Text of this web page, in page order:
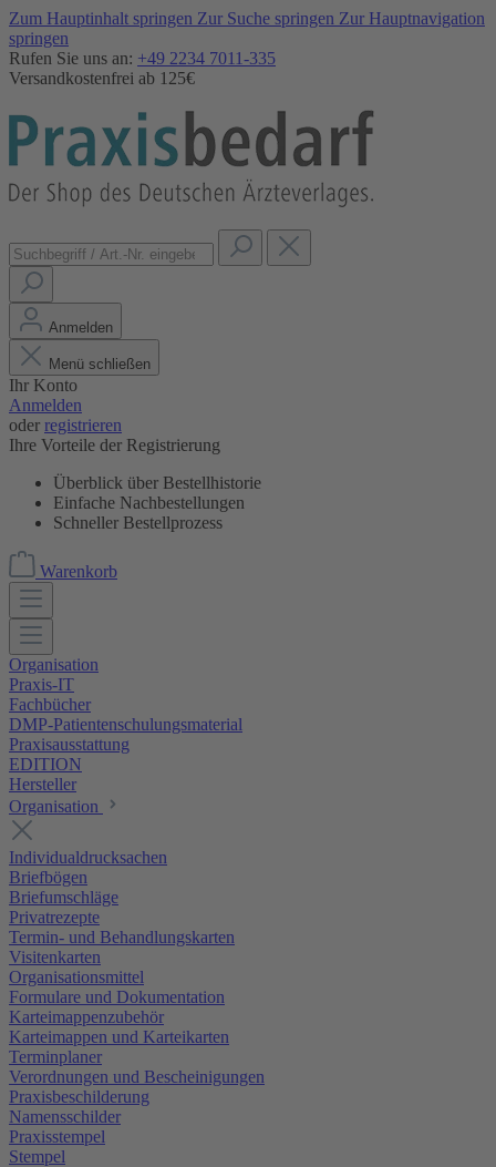
Zum Hauptinhalt springen Zur Suche springen Zur Hauptnavigation
springen
Rufen Sie uns an: +49 2234 7011-335
Versandkostenfrei ab 125€
Anmelden
Menü schließen
Ihr Konto
Anmelden
oder registrieren
Ihre Vorteile der Registrierung
Überblick über Bestellhistorie
Einfache Nachbestellungen
Schneller Bestellprozess
Warenkorb
Organisation
Praxis-IT
Fachbücher
DMP-Patientenschulungsmaterial
Praxisausstattung
EDITION
Hersteller
Organisation
Individualdrucksachen
Briefbögen
Briefumschläge
Privatrezepte
Termin- und Behandlungskarten
Visitenkarten
Organisationsmittel
Formulare und Dokumentation
Karteimappenzubehör
Karteimappen und Karteikarten
Terminplaner
Verordnungen und Bescheinigungen
Praxisbeschilderung
Namensschilder
Praxisstempel
Stempel